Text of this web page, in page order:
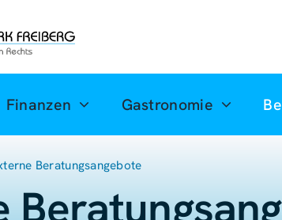
Finanzen Gastronomie
Beratungsangebote